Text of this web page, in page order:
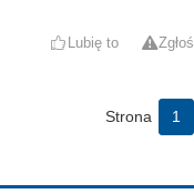
Lubię to Zgłoś
Strona 1